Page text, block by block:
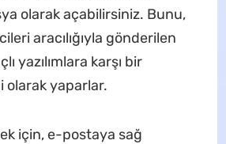
olarak açabilirsiniz. Bunu,
aracılığıyla gönderilen
yazılımlara karşı bir
olarak yaparlar.
için, e-postaya sağ